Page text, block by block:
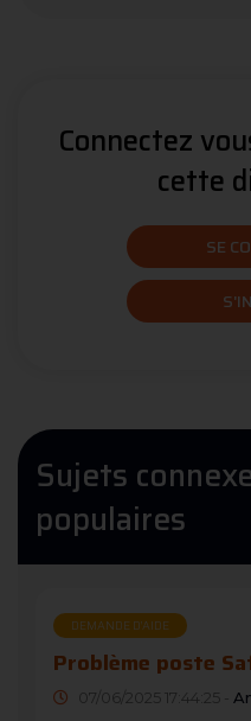
Connectez
cette
SE
Sujets
populaires
DEMANDE D’AIDE
Problème poste
07/06/2025 17:44:25 -